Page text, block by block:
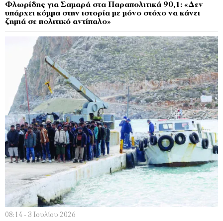
Φλωρίδης για Σαμαρά στα Παραπολιτικά 90,1: «Δεν
υπάρχει κόμμα στην ιστορία με μόνο στόχο να κάνει
ζημιά σε πολιτικό αντίπαλο»
08:14 - 3 Ιουλίου 2026